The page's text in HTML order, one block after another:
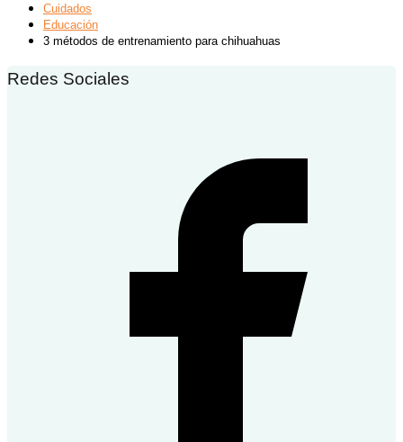
Cuidados
Educación
3 métodos de entrenamiento para chihuahuas
Redes Sociales